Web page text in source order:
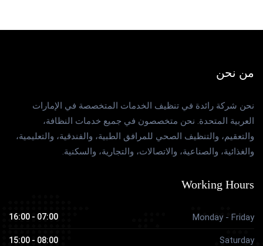
من نحن
نحن شركة رائدة في تنظيف الخدمات المتخصصة في الإمارات
العربية المتحدة. نحن متخصصون في جميع خدمات النظافة،
والتعقيم، والتنظيف الصحي للمرافق الطبية، والفندقية، والتعليمية،
والغذائية، والصناعية، والاتصالات، والتجارية، والسكنية.
Working Hours
Monday - Friday
07:00 - 16:00
Saturday
08:00 - 15:00